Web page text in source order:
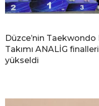
Düzce’nin Taekwondo
Takımı ANALİG
yükseldi